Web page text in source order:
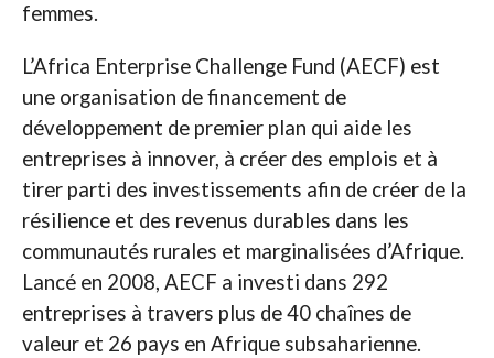
femmes.
L’Africa Enterprise Challenge Fund (AECF) est
une organisation de financement de
développement de premier plan qui aide les
entreprises à innover, à créer des emplois et à
tirer parti des investissements afin de créer de la
résilience et des revenus durables dans les
communautés rurales et marginalisées d’Afrique.
Lancé en 2008, AECF a investi dans 292
entreprises à travers plus de 40 chaînes de
valeur et 26 pays en Afrique subsaharienne.